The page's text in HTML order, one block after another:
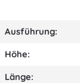
Ausführung:
Höhe:
Länge: